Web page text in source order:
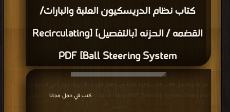
كتاب نظام الدريسكيون العلبة والبارات/
القضمه / الحزنه [بالتفصيل] [Recirculating
Ball Steering System] PDF
قراءة و تحميل كتاب كتاب فكرة عامة عن نظام التوجيه (الدريكسيون) في السيارات
كتب في حمل مجانا | التحميل :
مرة/مرات